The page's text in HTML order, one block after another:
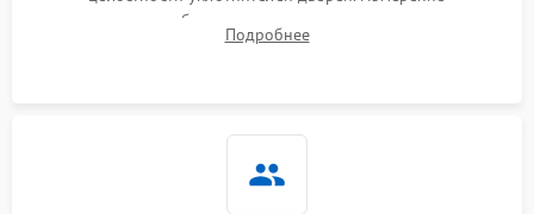
1000 ₽
1800 ₽
сопротивления обмоток мотора, проверка термостата и
считывание кодов ошибок с электронного дисплея.
Подробнее